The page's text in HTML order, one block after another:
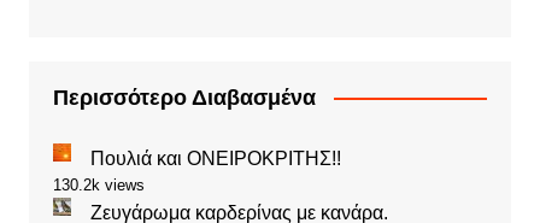
Περισσότερο Διαβασμένα
Πουλιά και ΟΝΕΙΡΟΚΡΙΤΗΣ!!
130.2k views
Ζευγάρωμα καρδερίνας με κανάρα.